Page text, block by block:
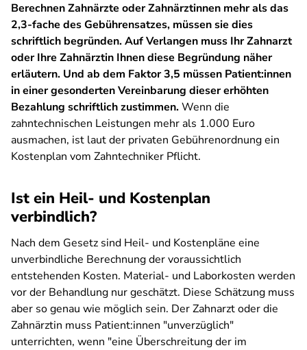
Berechnen Zahnärzte oder Zahnärztinnen mehr als das
2,3-fache des Gebührensatzes, müssen sie dies
schriftlich begründen. Auf Verlangen muss Ihr Zahnarzt
oder Ihre Zahnärztin Ihnen diese Begründung näher
erläutern. Und ab dem Faktor 3,5 müssen Patient:innen
in einer gesonderten Vereinbarung dieser erhöhten
Bezahlung schriftlich zustimmen.Wenn die
zahntechnischen Leistungen mehr als 1.000 Euro
ausmachen, ist laut der privaten Gebührenordnung ein
Kostenplan vom Zahntechniker Pflicht.
Ist ein Heil- und Kostenplan
verbindlich?
Nach dem Gesetz sind Heil- und Kostenpläne eine
unverbindliche Berechnung der voraussichtlich
entstehenden Kosten. Material- und Laborkosten werden
vor der Behandlung nur geschätzt. Diese Schätzung muss
aber so genau wie möglich sein. Der Zahnarzt oder die
Zahnärztin muss Patient:innen "unverzüglich"
unterrichten, wenn "eine Überschreitung der im